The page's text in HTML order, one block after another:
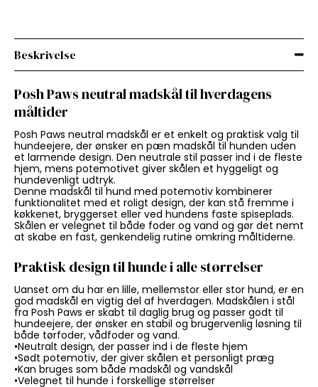
Beskrivelse
Posh Paws neutral madskål til hverdagens
måltider
Posh Paws neutral madskål er et enkelt og praktisk valg til
hundeejere, der ønsker en pæn madskål til hunden uden
et larmende design. Den neutrale stil passer ind i de fleste
hjem, mens potemotivet giver skålen et hyggeligt og
hundevenligt udtryk.
Denne madskål til hund med potemotiv kombinerer
funktionalitet med et roligt design, der kan stå fremme i
køkkenet, bryggerset eller ved hundens faste spiseplads.
Skålen er velegnet til både foder og vand og gør det nemt
at skabe en fast, genkendelig rutine omkring måltiderne.
Praktisk design til hunde i alle størrelser
Uanset om du har en lille, mellemstor eller stor hund, er en
god madskål en vigtig del af hverdagen. Madskålen i stål
fra Posh Paws er skabt til daglig brug og passer godt til
hundeejere, der ønsker en stabil og brugervenlig løsning til
både tørfoder, vådfoder og vand.
•Neutralt design, der passer ind i de fleste hjem
•Sødt potemotiv, der giver skålen et personligt præg
•Kan bruges som både madskål og vandskål
•Velegnet til hunde i forskellige størrelser